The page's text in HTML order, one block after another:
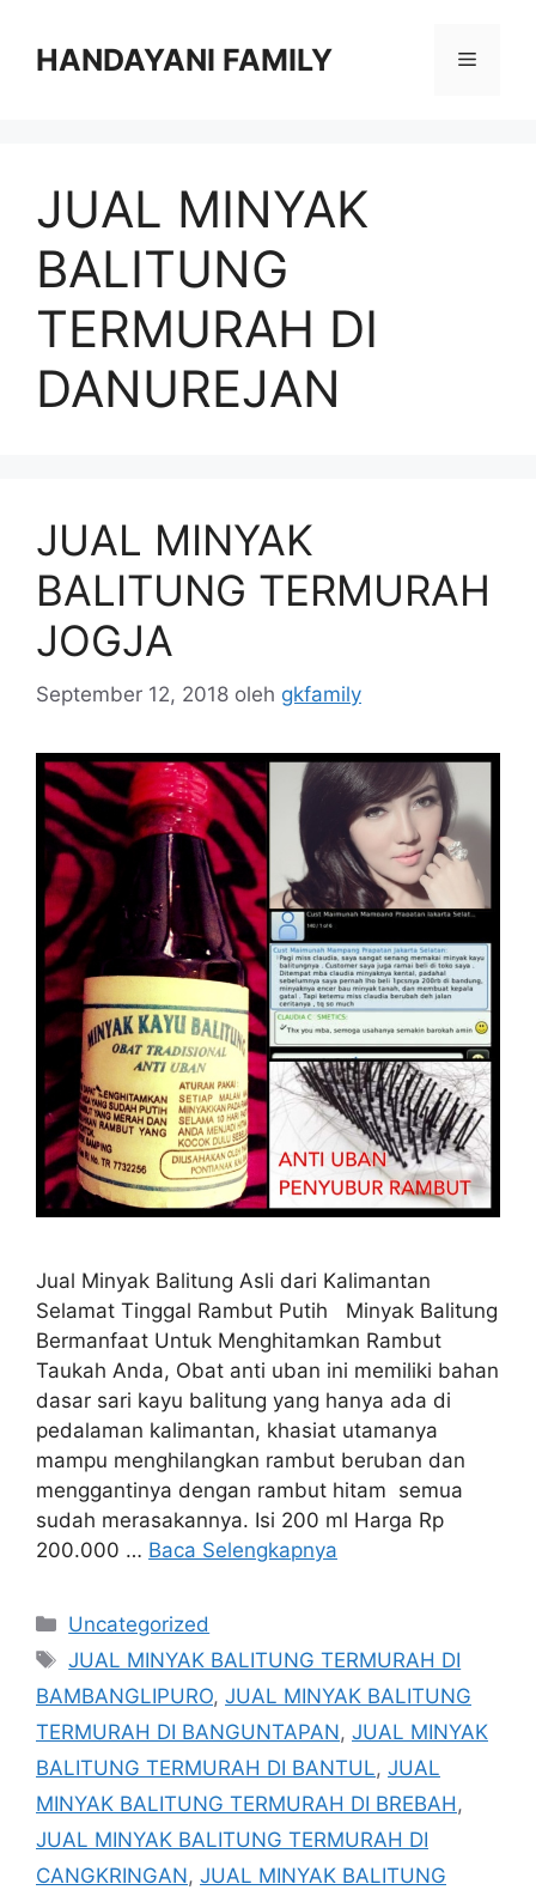
HANDAYANI FAMILY Menu
JUAL MINYAK
BALITUNG
TERMURAH DI
DANUREJAN
JUAL MINYAK
BALITUNG TERMURAH
JOGJA
September 12, 2018 oleh gkfamily
Jual Minyak Balitung Asli dari Kalimantan
Selamat Tinggal Rambut Putih Minyak Balitung
Bermanfaat Untuk Menghitamkan Rambut
Taukah Anda, Obat anti uban ini memiliki bahan
dasar sari kayu balitung yang hanya ada di
pedalaman kalimantan, khasiat utamanya
mampu menghilangkan rambut beruban dan
menggantinya dengan rambut hitam semua
sudah merasakannya. Isi 200 ml Harga Rp
200.000 … Baca Selengkapnya
Kategori
Uncategorized
Tag
JUAL MINYAK BALITUNG TERMURAH DI
BAMBANGLIPURO, JUAL MINYAK BALITUNG
TERMURAH DI BANGUNTAPAN, JUAL MINYAK
BALITUNG TERMURAH DI BANTUL, JUAL
MINYAK BALITUNG TERMURAH DI BREBAH ,
JUAL MINYAK BALITUNG TERMURAH DI
CANGKRINGAN, JUAL MINYAK BALITUNG